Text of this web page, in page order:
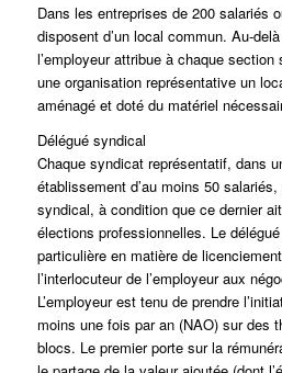
Dans les entreprises de 200 salariés
disposent d’un local commun. Au-
l’employeur attribue à chaque
une organisation représentative un
aménagé et doté du matériel
Délégué syndical
Chaque syndicat représentatif, dans
établissement d’au moins 50
syndical, à condition que ce dernier
élections professionnelles. Le
particulière en matière de
l’interlocuteur de l’employeur aux
L’employeur est tenu de prendre
moins une fois par an (NAO) sur des
blocs. Le premier porte sur la